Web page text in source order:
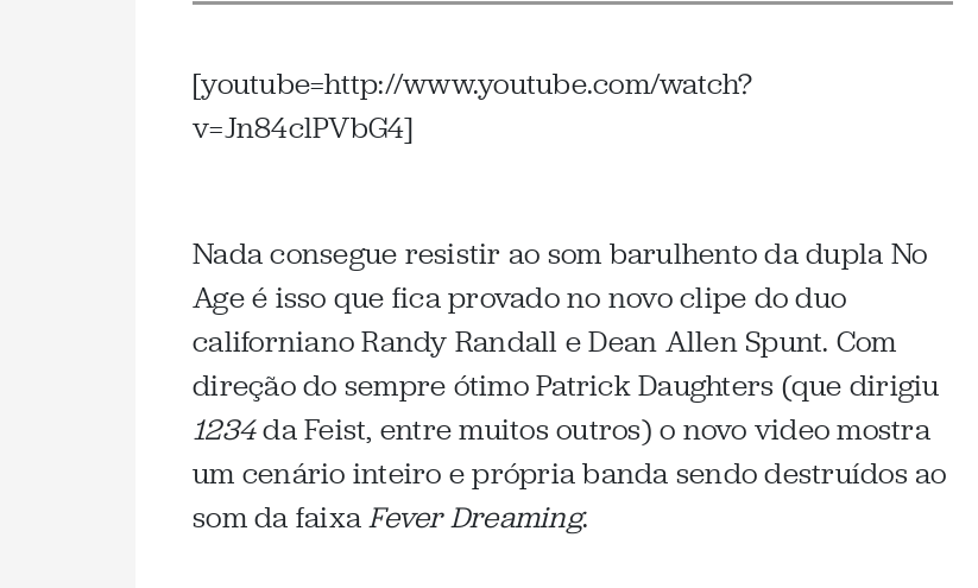
[youtube=http://www.youtube.com/watch?
v=Jn84clPVbG4]
Nada consegue resistir ao som barulhento da dupla No
Age é isso que fica provado no novo clipe do duo
californiano Randy Randall e Dean Allen Spunt. Com
direção do sempre ótimo Patrick Daughters (que dirigiu
1234da Feist, entre muitos outros) o novo video mostra
um cenário inteiro e própria banda sendo destruídos ao
som da faixaFever Dreaming.